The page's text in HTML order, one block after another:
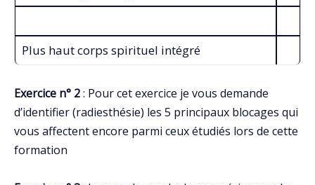
Plus haut corps spirituel intégré
Exercice n° 2: Pour cet exercice je vous demande
d’identifier (radiesthésie) les 5 principaux blocages qui
vous affectent encore parmi ceux étudiés lors de cette
formation